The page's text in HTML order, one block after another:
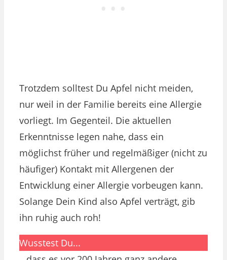
Trotzdem solltest Du Apfel nicht meiden,
nur weil in der Familie bereits eine Allergie
vorliegt. Im Gegenteil. Die aktuellen
Erkenntnisse legen nahe, dass ein
möglichst früher und regelmäßiger (nicht zu
häufiger) Kontakt mit Allergenen der
Entwicklung einer Allergie vorbeugen kann.
Solange Dein Kind also Apfel verträgt, gib
ihn ruhig auch roh!
Wusstest Du...